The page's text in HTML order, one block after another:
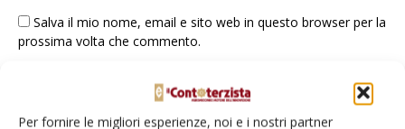
Per fornire le migliori esperienze, noi e i nostri partner
Salva il mio nome, email e sito web in questo browser per la
prossima volta che commento.